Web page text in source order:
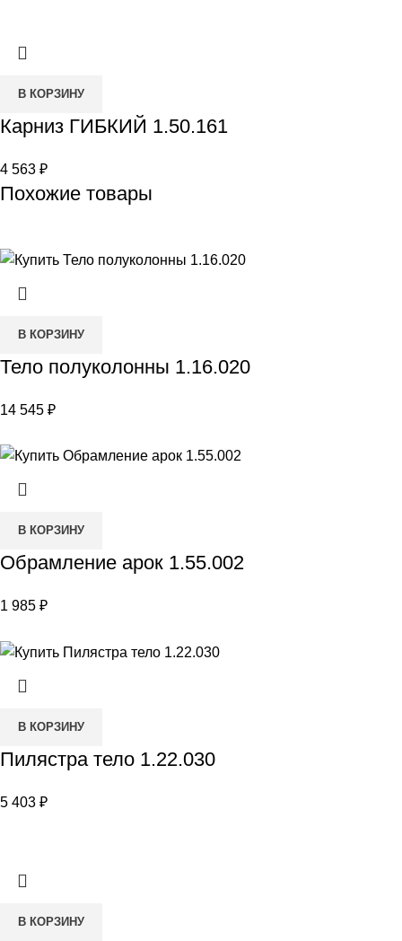
В КОРЗИНУ
Карниз ГИБКИЙ 1.50.161
4 563 ₽
Похожие товары
В КОРЗИНУ
Тело полуколонны 1.16.020
14 545 ₽
В КОРЗИНУ
Обрамление арок 1.55.002
1 985 ₽
В КОРЗИНУ
Пилястра тело 1.22.030
5 403 ₽
В КОРЗИНУ